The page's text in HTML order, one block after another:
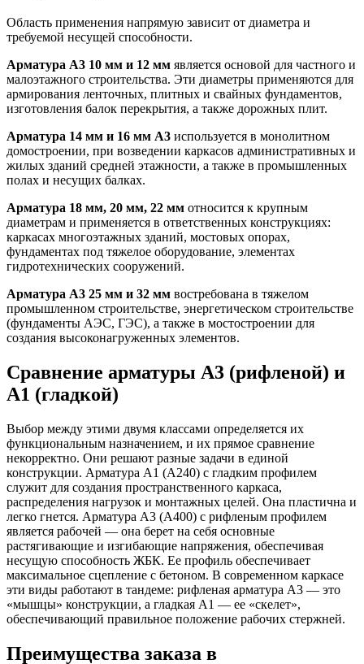
Область применения напрямую зависит от диаметра и
требуемой несущей способности.
Арматура А3 10 мм и 12 мм является основой для частного и
малоэтажного строительства. Эти диаметры применяются для
армирования ленточных, плитных и свайных фундаментов,
изготовления балок перекрытия, а также дорожных плит.
Арматура 14 мм и 16 мм А3 используется в монолитном
домостроении, при возведении каркасов административных и
жилых зданий средней этажности, а также в промышленных
полах и несущих балках.
Арматура 18 мм, 20 мм, 22 мм относится к крупным
диаметрам и применяется в ответственных конструкциях:
каркасах многоэтажных зданий, мостовых опорах,
фундаментах под тяжелое оборудование, элементах
гидротехнических сооружений.
Арматура А3 25 мм и 32 мм востребована в тяжелом
промышленном строительстве, энергетическом строительстве
(фундаменты АЭС, ГЭС), а также в мостостроении для
создания высоконагруженных элементов.
Сравнение арматуры А3 (рифленой) и
А1 (гладкой)
Выбор между этими двумя классами определяется их
функциональным назначением, и их прямое сравнение
некорректно. Они решают разные задачи в единой
конструкции. Арматура А1 (А240) с гладким профилем
служит для создания пространственного каркаса,
распределения нагрузок и монтажных целей. Она пластична и
легко гнется. Арматура А3 (А400) с рифленым профилем
является рабочей — она берет на себя основные
растягивающие и изгибающие напряжения, обеспечивая
несущую способность ЖБК. Ее профиль обеспечивает
максимальное сцепление с бетоном. В современном каркасе
эти виды работают в тандеме: рифленая арматура А3 — это
«мышцы» конструкции, а гладкая А1 — ее «скелет»,
обеспечивающий правильное положение рабочих стержней.
Преимущества заказа в